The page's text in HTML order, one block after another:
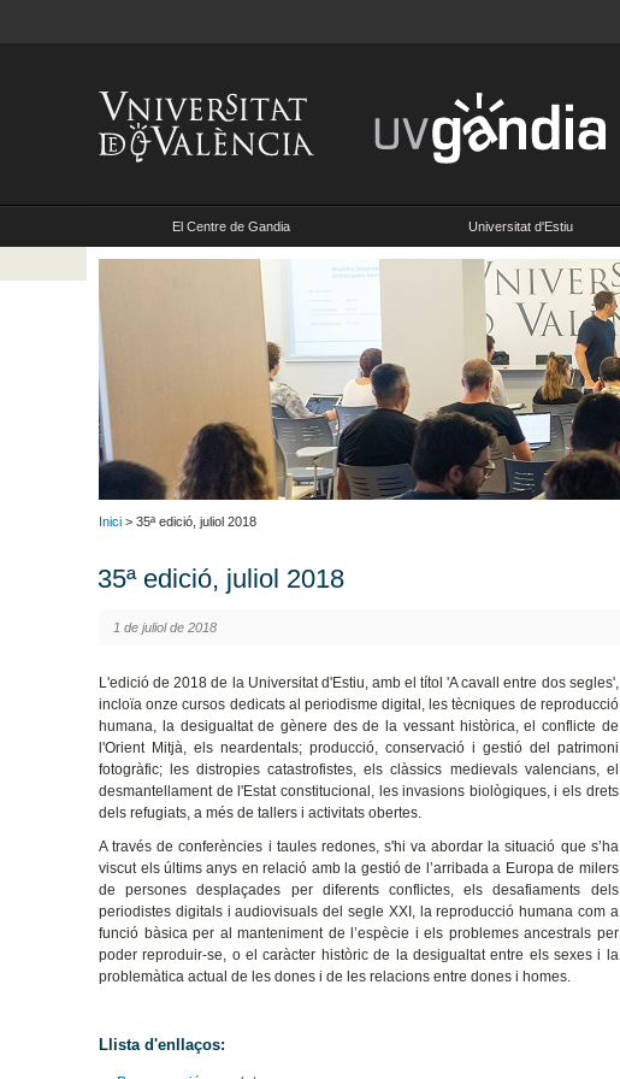
El Centre de Gandia Universitat d'Estiu
Inici > 35ª edició, juliol 2018
35ª edició, juliol 2018
1 de juliol de 2018
L'edició de 2018 de la Universitat d'Estiu, amb el títol 'A cavall entre dos segles',
incloïa onze cursos dedicats al periodisme digital, les tècniques de reproducció
humana, la desigualtat de gènere des de la vessant històrica, el conflicte de
l'Orient Mitjà, els neardentals; producció, conservació i gestió del patrimoni
fotogràfic; les distropies catastrofistes, els clàssics medievals valencians, el
desmantellament de l'Estat constitucional, les invasions biològiques, i els drets
dels refugiats, a més de tallers i activitats obertes.
A través de conferències i taules redones, s'hi va abordar la situació que s’ha
viscut els últims anys en relació amb la gestió de l’arribada a Europa de milers
de persones desplaçades per diferents conflictes, els desafiaments dels
periodistes digitals i audiovisuals del segle XXI, la reproducció humana com a
funció bàsica per al manteniment de l’espècie i els problemes ancestrals per
poder reproduir-se, o el caràcter històric de la desigualtat entre els sexes i la
problemàtica actual de les dones i de les relacions entre dones i homes.
Llista d'enllaços: